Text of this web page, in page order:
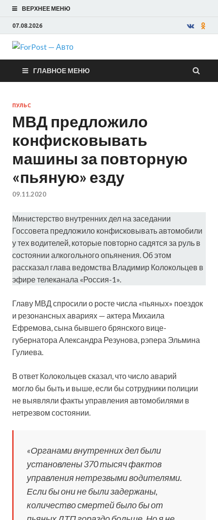
ВЕРХНЕЕ МЕНЮ
07.08.2026
ForPost —
Авто
ГЛАВНОЕ МЕНЮ
ПУЛЬС
МВД предложило
конфисковывать
машины за повторную
«пьяную» езду
09.11.2020
Министерство внутренних дел на заседании
Госсовета предложило конфисковывать автомобили
у тех водителей, которые повторно садятся за руль в
состоянии алкогольного опьянения. Об этом
рассказал глава ведомства Владимир Колокольцев в
эфире телеканала «Россия-1».
Главу МВД спросили о росте числа «пьяных» поездок
и резонансных авариях — актера Михаила
Ефремова, сына бывшего брянского вице-
губернатора Александра Резунова, рэпера Эльмина
Гулиева.
В ответ Колокольцев сказал, что число аварий
могло бы быть и выше, если бы сотрудники полиции
не выявляли факты управления автомобилями в
нетрезвом состоянии.
«Органами внутренних дел были
установлены 370 тысяч фактов
управления нетрезвыми водителями.
Если бы они не были задержаны,
количество смертей было бы от